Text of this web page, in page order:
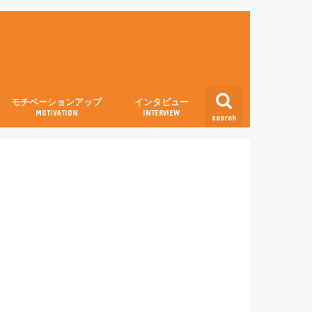
search
モチベーションアップ
MOTIVATION
インタビュー
INTERVIEW